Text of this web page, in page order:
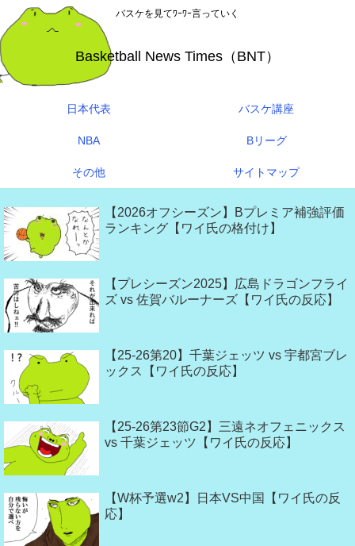
バスケを見てﾜｰﾜｰ言っていく
Basketball News Times（BNT）
日本代表 バスケ講座
NBA Bリーグ
その他 サイトマップ
【2026オフシーズン】Bプレミア補強評価
ランキング【ワイ氏の格付け】
【プレシーズン2025】広島ドラゴンフライ
ズ vs 佐賀バルーナーズ【ワイ氏の反応】
【25-26第20】千葉ジェッツ vs 宇都宮ブレ
ックス【ワイ氏の反応】
【25-26第23節G2】三遠ネオフェニックス
vs 千葉ジェッツ【ワイ氏の反応】
【W杯予選w2】日本VS中国【ワイ氏の反
応】